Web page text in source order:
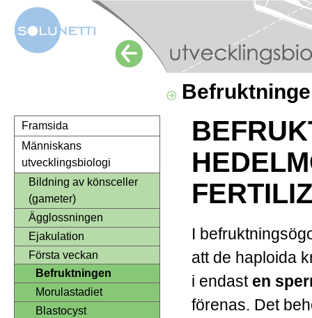
Framsida
Människans
utvecklingsbiologi
Bildning av könsceller
(gameter)
Ägglossningen
Ejakulation
Första veckan
Befruktningen
Morulastadiet
Blastocyst
I
att de haploida
i endast en
förenas. Det